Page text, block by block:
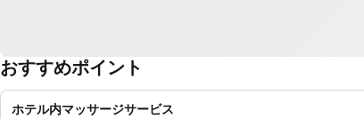
おすすめポイント
ホテル内マッサージサービス